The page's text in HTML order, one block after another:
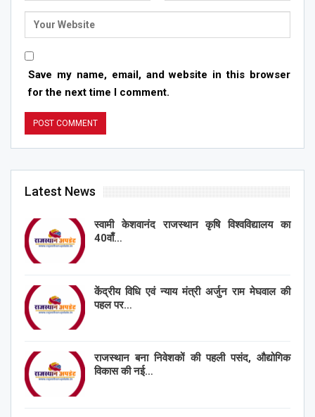
Save my name, email, and website in this browser
for the next time I comment.
Latest News
स्वामी केशवानंद राजस्थान कृषि विश्वविद्यालय का
40वाँ…
केंद्रीय विधि एवं न्याय मंत्री अर्जुन राम मेघवाल की
पहल पर…
राजस्थान बना निवेशकों की पहली पसंद, औद्योगिक
विकास की नई…